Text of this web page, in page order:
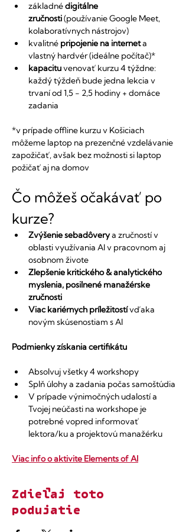
základné digitálne
zručnosti (používanie Google Meet,
kolaboratívnych nástrojov)
kvalitné pripojenie na internet a
vlastný hardvér (ideálne počítač)*
kapacitu venovať kurzu 4 týždne:
každý týždeň bude jedna lekcia v
trvaní od 1,5 - 2,5 hodiny + domáce
zadania​
​*v prípade offline kurzu v Košiciach
môžeme laptop na prezenčné vzdelávanie
zapožičať, avšak bez možnosti si laptop
požičať aj na domov
Čo môžeš očakávať po
kurze?
Zvýšenie sebadôvery a zručností v
oblasti využívania AI v pracovnom aj
osobnom živote
Zlepšenie kritického & analytického
myslenia, posilnené manažérske
zručnosti
Viac kariérnych príležitostí vďaka
novým skúsenostiam s AI
Podmienky získania certifikátu
Absolvuj všetky 4 workshopy
Splň úlohy a zadania počas samoštúdia
V prípade výnimočných udalostí a
Tvojej neúčasti na workshope je
potrebné vopred informovať
lektora/ku a projektovú manažérku
Viac info o aktivite Elements of AI
Zdieľaj toto
podujatie